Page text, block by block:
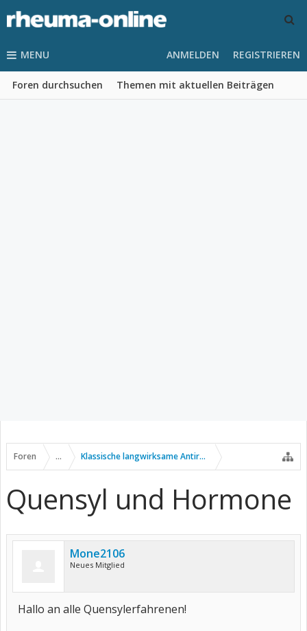
MENU
Foren durchsuchen Themen mit aktuellen Beiträgen
ANMELDEN REGISTRIEREN
Foren ... Klassische langwirksame Antirheumatika
Quensyl und Hormone
Mone2106
Neues Mitglied
Hallo an alle Quensylerfahrenen!